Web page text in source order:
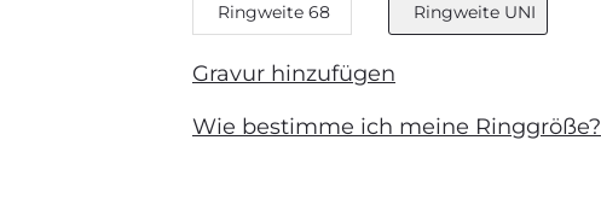
Ringweite 68 Ringweite UNI
Gravur hinzufügen
Wie bestimme ich meine Ringgröße?